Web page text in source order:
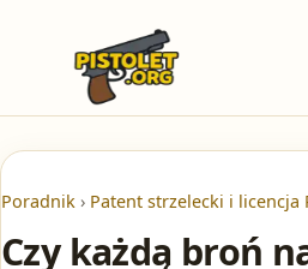
Poradnik › Patent strzelecki i licencja
Czy każdą broń